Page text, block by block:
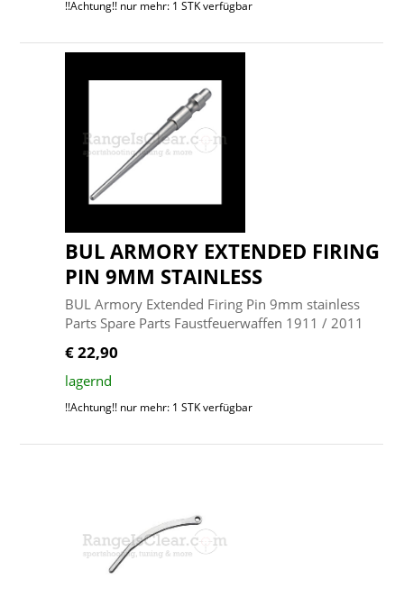
!!Achtung!! nur mehr: 1 STK verfügbar
BUL ARMORY EXTENDED FIRING
PIN 9MM STAINLESS
BUL Armory Extended Firing Pin 9mm stainless
Parts Spare Parts Faustfeuerwaffen 1911 / 2011
€ 22,90
lagernd
!!Achtung!! nur mehr: 1 STK verfügbar